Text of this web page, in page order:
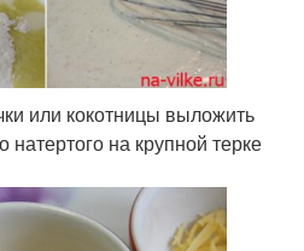
или кокотницы выложить
на крупной терке